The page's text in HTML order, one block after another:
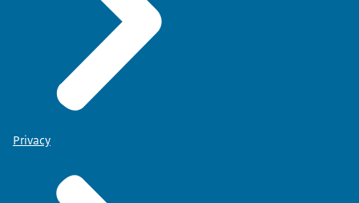
Privacy